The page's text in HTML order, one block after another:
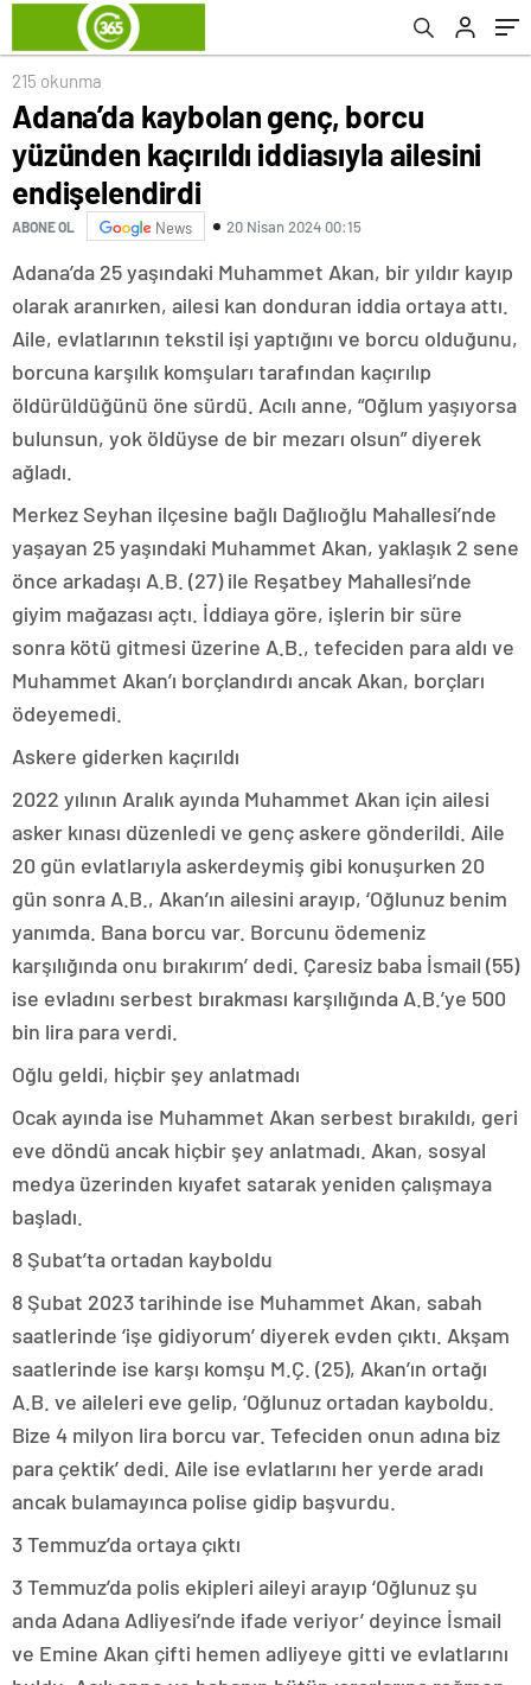
215 okunma
Adana’da kaybolan genç, borcu
yüzünden kaçırıldı iddiasıyla ailesini
endişelendirdi
ABONE OL News 20 Nisan 2024 00:15
Adana’da 25 yaşındaki Muhammet Akan, bir yıldır kayıp
olarak aranırken, ailesi kan donduran iddia ortaya attı.
Aile, evlatlarının tekstil işi yaptığını ve borcu olduğunu,
borcuna karşılık komşuları tarafından kaçırılıp
öldürüldüğünü öne sürdü. Acılı anne, “Oğlum yaşıyorsa
bulunsun, yok öldüyse de bir mezarı olsun” diyerek
ağladı.
Merkez Seyhan ilçesine bağlı Dağlıoğlu Mahallesi’nde
yaşayan 25 yaşındaki Muhammet Akan, yaklaşık 2 sene
önce arkadaşı A.B. (27) ile Reşatbey Mahallesi’nde
giyim mağazası açtı. İddiaya göre, işlerin bir süre
sonra kötü gitmesi üzerine A.B., tefeciden para aldı ve
Muhammet Akan’ı borçlandırdı ancak Akan, borçları
ödeyemedi.
Askere giderken kaçırıldı
2022 yılının Aralık ayında Muhammet Akan için ailesi
asker kınası düzenledi ve genç askere gönderildi. Aile
20 gün evlatlarıyla askerdeymiş gibi konuşurken 20
gün sonra A.B., Akan’ın ailesini arayıp, ‘Oğlunuz benim
yanımda. Bana borcu var. Borcunu ödemeniz
karşılığında onu bırakırım’ dedi. Çaresiz baba İsmail (55)
ise evladını serbest bırakması karşılığında A.B.’ye 500
bin lira para verdi.
Oğlu geldi, hiçbir şey anlatmadı
Ocak ayında ise Muhammet Akan serbest bırakıldı, geri
eve döndü ancak hiçbir şey anlatmadı. Akan, sosyal
medya üzerinden kıyafet satarak yeniden çalışmaya
başladı.
8 Şubat’ta ortadan kayboldu
8 Şubat 2023 tarihinde ise Muhammet Akan, sabah
saatlerinde ‘işe gidiyorum’ diyerek evden çıktı. Akşam
saatlerinde ise karşı komşu M.Ç. (25), Akan’ın ortağı
A.B. ve aileleri eve gelip, ‘Oğlunuz ortadan kayboldu.
Bize 4 milyon lira borcu var. Tefeciden onun adına biz
para çektik’ dedi. Aile ise evlatlarını her yerde aradı
ancak bulamayınca polise gidip başvurdu.
3 Temmuz’da ortaya çıktı
3 Temmuz’da polis ekipleri aileyi arayıp ‘Oğlunuz şu
anda Adana Adliyesi’nde ifade veriyor’ deyince İsmail
ve Emine Akan çifti hemen adliyeye gitti ve evlatlarını